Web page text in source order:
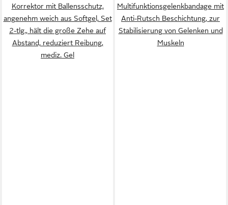
Korrektor mit Ballensschutz,
angenehm weich aus Softgel, Set
2-tlg., hält die große Zehe auf
Abstand, reduziert Reibung,
mediz. Gel
Multifunktionsgelenkbandage mit
Anti-Rutsch Beschichtung, zur
Stabilisierung von Gelenken und
Muskeln